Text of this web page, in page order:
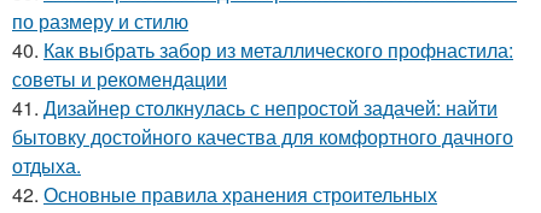
по размеру и стилю
40. Как выбрать забор из металлического профнастила:
советы и рекомендации
41. Дизайнер столкнулась с непростой задачей: найти
бытовку достойного качества для комфортного дачного
отдыха.
42. Основные правила хранения строительных